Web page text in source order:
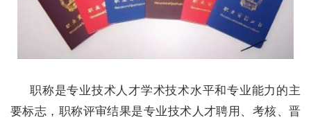
职称是专业技术人才学术技术水平和专业能力的主
要标志，职称评审结果是专业技术人才聘用、考核、晋